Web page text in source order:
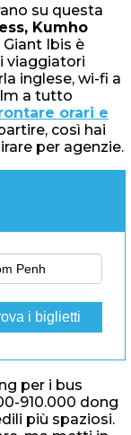
su questa
Kumho
Giant Ibis è
viaggiatori
inglese, wi-fi a
a tutto
orari e
così hai
per agenzie.
i biglietti
per i bus
910.000 dong
più spaziosi.